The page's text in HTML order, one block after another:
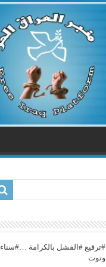
#ترقيع #الفشل بالكرامة …#سناء
وتوت